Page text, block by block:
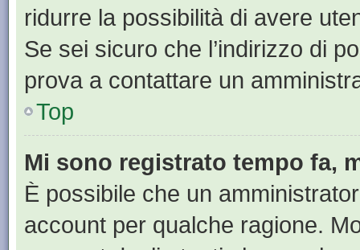
ridurre la possibilità di avere
Se sei sicuro che l’indirizzo di
prova a contattare un
Top
Mi sono registrato tempo fa,
È possibile che un
account per qualche ragione.